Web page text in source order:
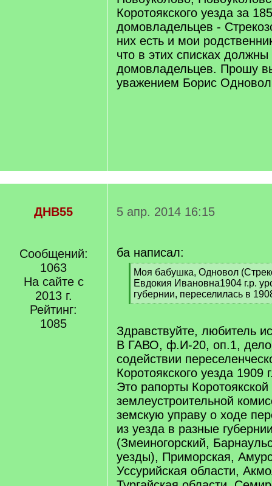
Коротоякского уезда за
домовладельцев -
них есть и мои
что в этих списках
домовладельцев. Прошу
уважением Борис
ДНВ55
Сообщений:
1063
На сайте с
2013 г.
Рейтинг:
1085
5 апр. 2014 16:15
ба написал:
[
q
]
Моя бабушка, Одновол
Евдокия Ивановна1904 г.р.
губернии, переселилась в
[
q
]
Здравствуйте, любитель
В ГАВО, ф.И-20, оп.1, дело
содействии
Коротоякского уезда 1909
Это рапорты Коротоякской
землеустроительной
земскую управу о ходе
из уезда в разные
(Змеиногорский,
уезды), Приморская,
Уссурийская области,